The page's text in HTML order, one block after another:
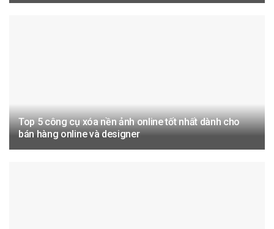
Top 5 công cụ xóa nền ảnh online tốt nhất dành cho
bán hàng online và designer